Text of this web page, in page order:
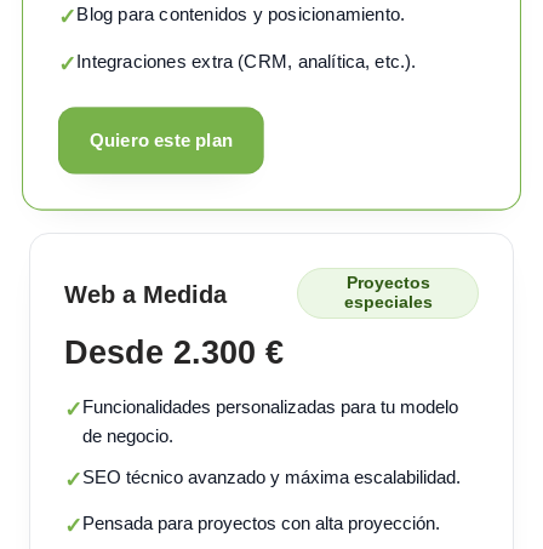
✓Blog para contenidos y posicionamiento.
✓Integraciones extra (CRM, analítica, etc.).
Quiero este plan
Web a Medida
Proyectos
especiales
Desde 2.300 €
✓Funcionalidades personalizadas para tu modelo
de negocio.
✓SEO técnico avanzado y máxima escalabilidad.
✓Pensada para proyectos con alta proyección.